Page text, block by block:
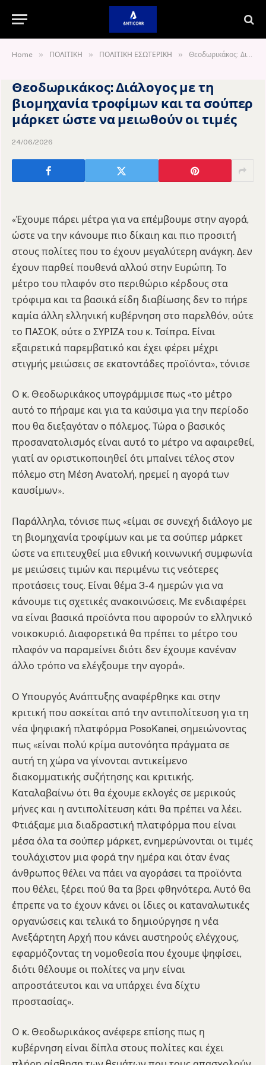
Home » ΠΟΛΙΤΙΚΗ » ΠΟΛΙΤΙΚΗ ΕΣΩΤΕΡΙΚΗ » Θεοδωρικάκος: Διάλογος με τη βιομηχανία τροφίμων και τα σούπερ μάρκετ ώστε να μειωθούν οι τιμές
Θεοδωρικάκος: Διάλογος με τη
βιομηχανία τροφίμων και τα σούπερ
μάρκετ ώστε να μειωθούν οι τιμές
24/06/2026
«Έχουμε πάρει μέτρα για να επέμβουμε στην αγορά,
ώστε να την κάνουμε πιο δίκαιη και πιο προσιτή
στους πολίτες που το έχουν μεγαλύτερη ανάγκη. Δεν
έχουν παρθεί πουθενά αλλού στην Ευρώπη. Το
μέτρο του πλαφόν στο περιθώριο κέρδους στα
τρόφιμα και τα βασικά είδη διαβίωσης δεν το πήρε
καμία άλλη ελληνική κυβέρνηση στο παρελθόν, ούτε
το ΠΑΣΟΚ, ούτε ο ΣΥΡΙΖΑ του κ. Τσίπρα. Είναι
εξαιρετικά παρεμβατικό και έχει φέρει μέχρι
στιγμής μειώσεις σε εκατοντάδες προϊόντα», τόνισε
Ο κ. Θεοδωρικάκος υπογράμμισε πως «το μέτρο
αυτό το πήραμε και για τα καύσιμα για την περίοδο
που θα διεξαγόταν ο πόλεμος. Τώρα ο βασικός
προσανατολισμός είναι αυτό το μέτρο να αφαιρεθεί,
γιατί αν οριστικοποιηθεί ότι μπαίνει τέλος στον
πόλεμο στη Μέση Ανατολή, ηρεμεί η αγορά των
καυσίμων».
Παράλληλα, τόνισε πως «είμαι σε συνεχή διάλογο με
τη βιομηχανία τροφίμων και με τα σούπερ μάρκετ
ώστε να επιτευχθεί μια εθνική κοινωνική συμφωνία
με μειώσεις τιμών και περιμένω τις νεότερες
προτάσεις τους. Είναι θέμα 3-4 ημερών για να
κάνουμε τις σχετικές ανακοινώσεις. Με ενδιαφέρει
να είναι βασικά προϊόντα που αφορούν το ελληνικό
νοικοκυριό. Διαφορετικά θα πρέπει το μέτρο του
πλαφόν να παραμείνει διότι δεν έχουμε κανέναν
άλλο τρόπο να ελέγξουμε την αγορά».
Ο Υπουργός Ανάπτυξης αναφέρθηκε και στην
κριτική που ασκείται από την αντιπολίτευση για τη
νέα ψηφιακή πλατφόρμα PosoKanei, σημειώνοντας
πως «είναι πολύ κρίμα αυτονόητα πράγματα σε
αυτή τη χώρα να γίνονται αντικείμενο
διακομματικής συζήτησης και κριτικής.
Καταλαβαίνω ότι θα έχουμε εκλογές σε μερικούς
μήνες και η αντιπολίτευση κάτι θα πρέπει να λέει.
Φτιάξαμε μια διαδραστική πλατφόρμα που είναι
μέσα όλα τα σούπερ μάρκετ, ενημερώνονται οι τιμές
τουλάχιστον μια φορά την ημέρα και όταν ένας
άνθρωπος θέλει να πάει να αγοράσει τα προϊόντα
που θέλει, ξέρει πού θα τα βρει φθηνότερα. Αυτό θα
έπρεπε να το έχουν κάνει οι ίδιες οι καταναλωτικές
οργανώσεις και τελικά το δημιούργησε η νέα
Ανεξάρτητη Αρχή που κάνει αυστηρούς ελέγχους,
εφαρμόζοντας τη νομοθεσία που έχουμε ψηφίσει,
διότι θέλουμε οι πολίτες να μην είναι
απροστάτευτοι και να υπάρχει ένα δίχτυ
προστασίας».
Ο κ. Θεοδωρικάκος ανέφερε επίσης πως η
κυβέρνηση είναι δίπλα στους πολίτες και έχει